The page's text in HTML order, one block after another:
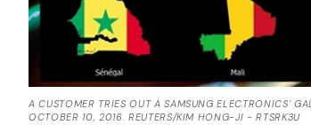
A CUSTOMER TRIES OUT A SAMSUNG ELECTRONICS'
OCTOBER 10, 2016. REUTERS/KIM HONG-JI - RTSRK3U